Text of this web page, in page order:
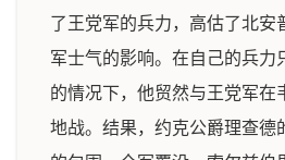
了王党军的兵力，高估了北安
军士气的影响。在自己的兵力
的情况下，他贸然与王党军在
地战。结果，约克公爵理查德